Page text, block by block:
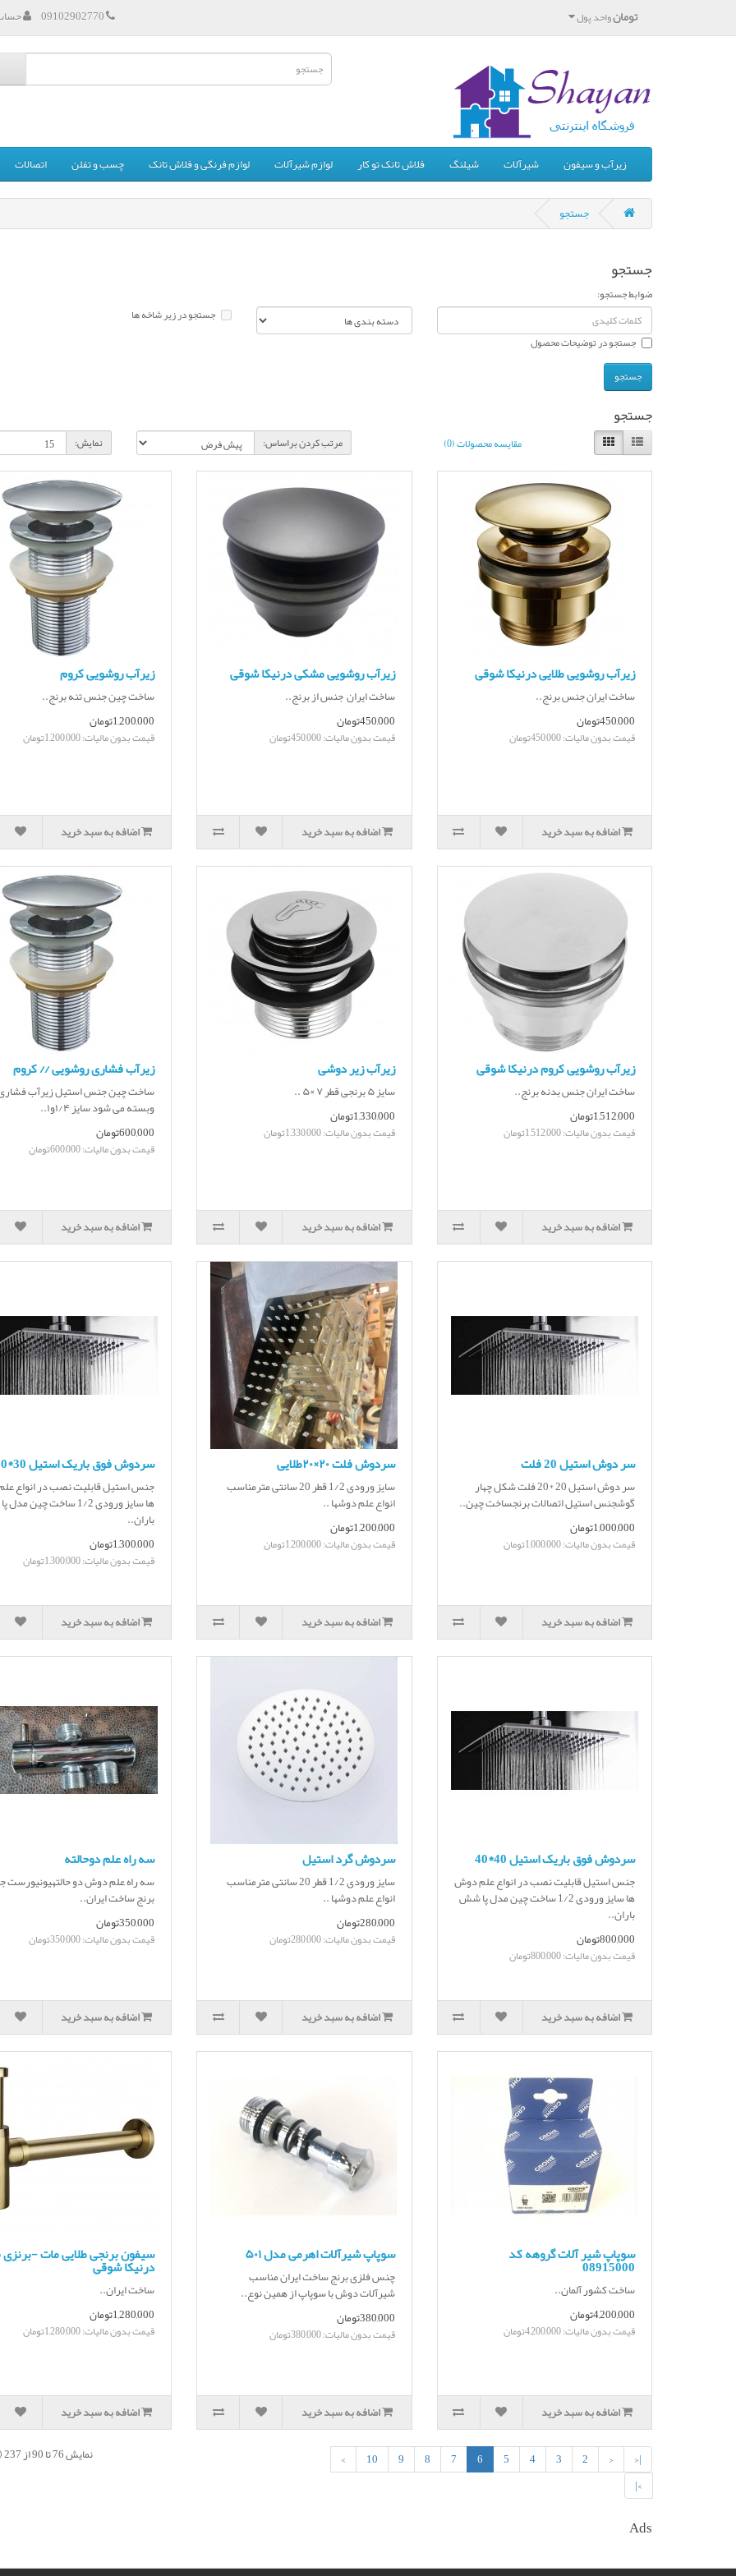
تومانواحد پول 09102902770
زیرآب و سیفون شیرآلات شیلنگ فلاش تانک تو کار لوازم شیرآلات لوازم فرنگی و فلاش تانک چسب و تفلن اتصالات
جستجو
جستجو
ضوابط جستجو:
جستجو در زیر شاخه ها
جستجو در توضیحات محصول
جستجو
مقایسه محصولات (0) مرتب کردن براساس: نمایش:
زیرآب روشویی طلایی درنیکا شوقی
ساخت ایران جنس برنج..
450,000تومان
قیمت بدون مالیات: 450,000تومان
اضافه به سبد خرید
زیرآب روشویی مشکی درنیکا شوقی
ساخت ایران جنس از برنج..
450,000تومان
قیمت بدون مالیات: 450,000تومان
اضافه به سبد خرید
زیرآب روشویی کروم
ساخت چین جنس تنه برنج..
1,200,000تومان
قیمت بدون مالیات: 1,200,000تومان
اضافه به سبد خرید
زیرآب روشویی کروم درنیکا شوقی
ساخت ایران جنس بدنه برنج..
1,512,000تومان
قیمت بدون مالیات: 1,512,000تومان
اضافه به سبد خرید
زیرآب زیر دوشی
سایز ۵ برنجی قطر ۷ ×۵ ..
1,330,000تومان
قیمت بدون مالیات: 1,330,000تومان
اضافه به سبد خرید
زیرآب فشاری روشویی // کروم
ساخت چین جنس استیل زیرآب فشاری
وبسته می شود سایز ۱/۴و۱..
600,000تومان
قیمت بدون مالیات: 600,000تومان
اضافه به سبد خرید
سر دوش استیل 20 فلت
سر دوش استیل 20 *20 فلت شکل چهار
گوشجنس استیل اتصالات برنجساخت چین..
1,000,000تومان
قیمت بدون مالیات: 1,000,000تومان
اضافه به سبد خرید
سردوش فلت ۲۰×۲۰طلایی
سایز ورودی 1/2 قطر 20 سانتی مترمناسب
انواع علم دوشها ..
1,200,000تومان
قیمت بدون مالیات: 1,200,000تومان
اضافه به سبد خرید
سردوش فوق باریک استیل 30*30
جنس استیل قابلیت نصب در انواع
ها سایز ورودی 1/2 ساخت چین
باران..
1,300,000تومان
قیمت بدون مالیات: 1,300,000تومان
اضافه به سبد خرید
سردوش فوق باریک استیل 40*40
جنس استیل قابلیت نصب در انواع علم دوش
ها سایز ورودی 1/2 ساخت چین مدل پا شش
باران..
800,000تومان
قیمت بدون مالیات: 800,000تومان
اضافه به سبد خرید
سردوش گرد استیل
سایز ورودی 1/2 قطر 20 سانتی مترمناسب
انواع علم دوشها ..
280,000تومان
قیمت بدون مالیات: 280,000تومان
اضافه به سبد خرید
سه راه علم دوحالته
سه راه علم دوش دو
برنج ساخت ایران..
350,000تومان
قیمت بدون مالیات: 350,000تومان
اضافه به سبد خرید
سوپاپ شیر آلات گروهه کد
08915000
ساخت کشور آلمان..
4,200,000تومان
قیمت بدون مالیات: 4,200,000تومان
اضافه به سبد خرید
سوپاپ شیرآلات اهرمی مدل ۵۰۱
چنس فلزی برنج ساخت ایران مناسب
شیرآلات دوش با سوپاپ از همین نوع..
380,000تومان
قیمت بدون مالیات: 380,000تومان
اضافه به سبد خرید
سیفون برنجی طلایی مات -برنزی
درنیکا شوقی
ساخت ایران..
1,280,000تومان
قیمت بدون مالیات: 1,280,000تومان
اضافه به سبد خرید
|<
<
2
3
4
5
6
7
8
9
10
>
>|
نمایش 76 تا 90 از 237 (16 صفحه)
Ads